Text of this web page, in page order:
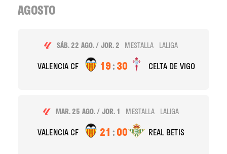
AGOSTO
SÁB. 22 AGO. / JOR. 2 MESTALLA LALIGA
VALENCIA CF 19:30 CELTA DE VIGO
MAR. 25 AGO. / JOR. 1 MESTALLA LALIGA
VALENCIA CF 21 :00 REAL BETIS